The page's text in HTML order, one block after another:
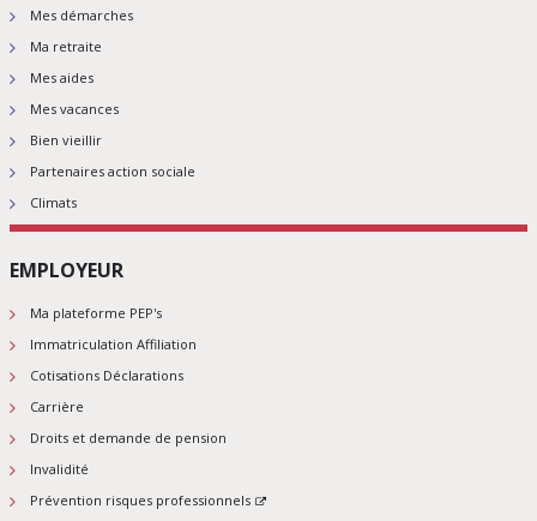
Mes démarches
Ma retraite
Mes aides
Mes vacances
Bien vieillir
Partenaires action sociale
Climats
EMPLOYEUR
Ma plateforme PEP's
Immatriculation Affiliation
Cotisations Déclarations
Carrière
Droits et demande de pension
Invalidité
Prévention risques professionnels